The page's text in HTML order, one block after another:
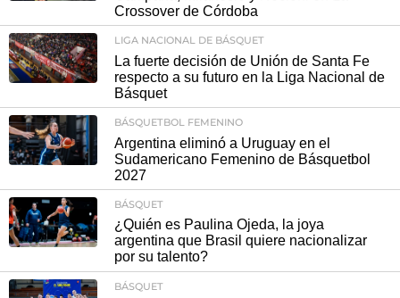
Crossover de Córdoba
LIGA NACIONAL DE BÁSQUET
La fuerte decisión de Unión de Santa Fe
respecto a su futuro en la Liga Nacional de
Básquet
BÁSQUETBOL FEMENINO
Argentina eliminó a Uruguay en el
Sudamericano Femenino de Básquetbol
2027
BÁSQUET
¿Quién es Paulina Ojeda, la joya
argentina que Brasil quiere nacionalizar
por su talento?
BÁSQUET